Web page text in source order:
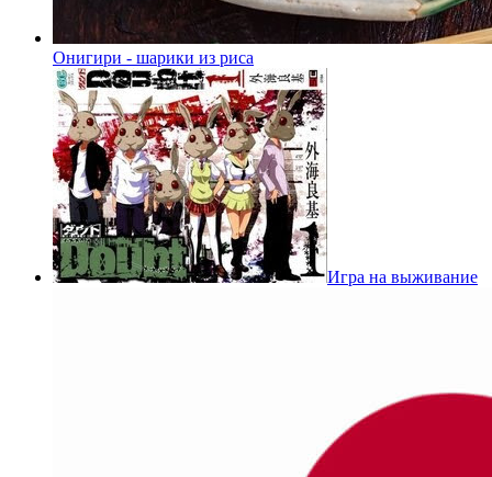
Онигири - шарики из риса
Игра на выживание